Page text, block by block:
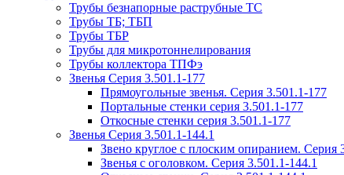
Трубы безнапорные раструбные ТС
Трубы ТБ; ТБП
Трубы ТБР
Трубы для микротоннелирования
Трубы коллектора ТПФэ
Звенья Серия 3.501.1-177
Прямоугольные звенья. Серия 3.501.1-177
Портальные стенки серия 3.501.1-177
Откосные стенки серия 3.501.1-177
Звенья Серия 3.501.1-144.1
Звено круглое с плоским опиранием. Серия
Звенья с оголовком. Серия 3.501.1-144.1